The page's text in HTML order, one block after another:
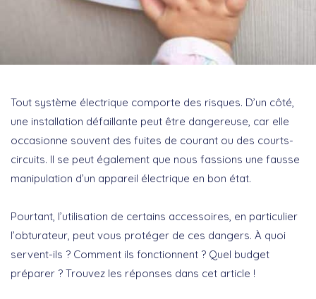
Tout système électrique comporte des risques. D’un côté,
une installation défaillante peut être dangereuse, car elle
occasionne souvent des fuites de courant ou des courts-
circuits. Il se peut également que nous fassions une fausse
manipulation d’un appareil électrique en bon état.
Pourtant, l’utilisation de certains accessoires, en particulier
l’obturateur, peut vous protéger de ces dangers. À quoi
servent-ils ? Comment ils fonctionnent ? Quel budget
préparer ? Trouvez les réponses dans cet article !